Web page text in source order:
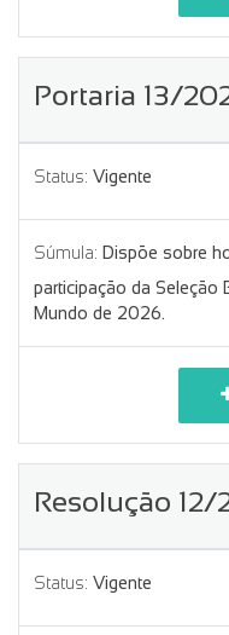
Portaria 13/
Status: Vigente
Súmula: Dispõe sobre
participação da Seleção
Mundo de 2026.
Resolução 12/
Status: Vigente